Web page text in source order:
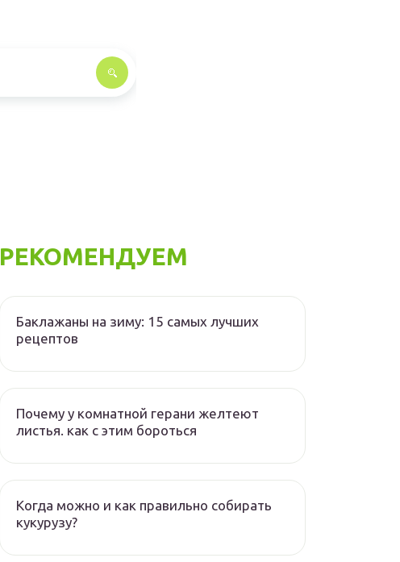
РЕКОМЕНДУЕМ
Баклажаны на зиму: 15 самых лучших
рецептов
Почему у комнатной герани желтеют
листья. как с этим бороться
Когда можно и как правильно собирать
кукурузу?